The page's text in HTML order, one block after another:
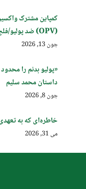
(OPV) ضد پولیو/فلج اطفال آغاز شد
جون 13, 2026
«پولیو بدنم را
داستان محمد سلیم
جون 8, 2026
خاطره‌ای که به
می 31, 2026